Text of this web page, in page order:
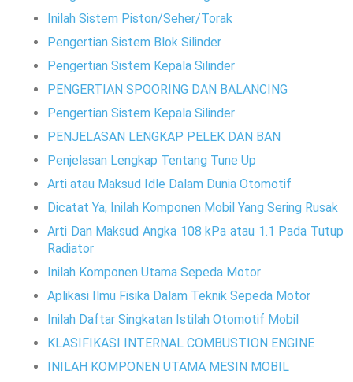
Inilah Sistem Piston/Seher/Torak
Pengertian Sistem Blok Silinder
Pengertian Sistem Kepala Silinder
PENGERTIAN SPOORING DAN BALANCING
Pengertian Sistem Kepala Silinder
PENJELASAN LENGKAP PELEK DAN BAN
Penjelasan Lengkap Tentang Tune Up
Arti atau Maksud Idle Dalam Dunia Otomotif
Dicatat Ya, Inilah Komponen Mobil Yang Sering Rusak
Arti Dan Maksud Angka 108 kPa atau 1.1 Pada Tutup
Radiator
Inilah Komponen Utama Sepeda Motor
Aplikasi Ilmu Fisika Dalam Teknik Sepeda Motor
Inilah Daftar Singkatan Istilah Otomotif Mobil
KLASIFIKASI INTERNAL COMBUSTION ENGINE
INILAH KOMPONEN UTAMA MESIN MOBIL